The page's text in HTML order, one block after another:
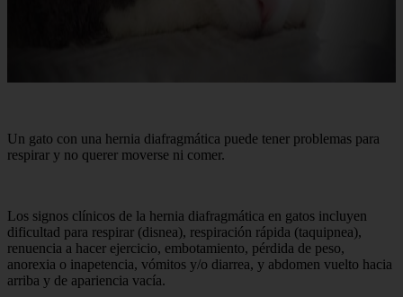
Un gato con una hernia diafragmática puede tener problemas para
respirar y no querer moverse ni comer.
Los signos clínicos de la hernia diafragmática en gatos incluyen
dificultad para respirar (disnea), respiración rápida (taquipnea),
renuencia a hacer ejercicio, embotamiento, pérdida de peso,
anorexia o inapetencia, vómitos y/o diarrea, y abdomen vuelto hacia
arriba y de apariencia vacía.